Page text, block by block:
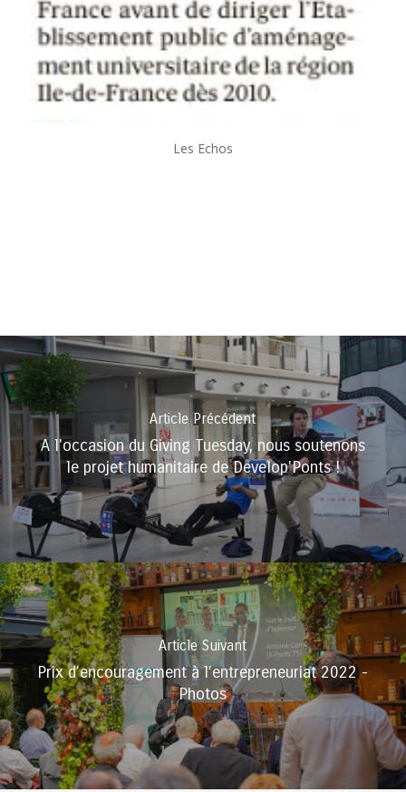
Les Echos
Article Précédent
A l'occasion du Giving Tuesday, nous soutenons
le projet humanitaire de Develop'Ponts !
Article Suivant
Prix d’encouragement à l’entrepreneuriat 2022 -
Photos